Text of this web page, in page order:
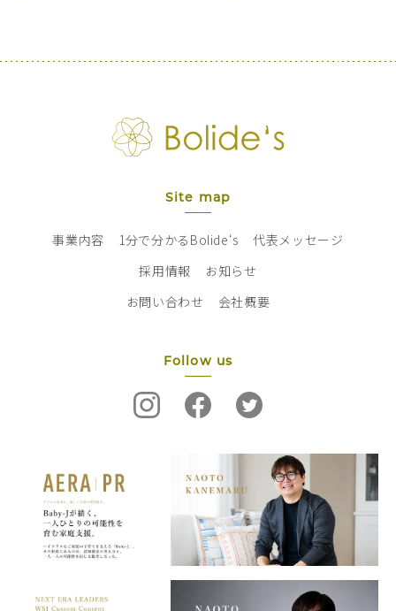
Site map
事業内容 1分で分かるBolide‘s
代表メッセージ
採用情報
お知らせ
お問い合わせ
会社概要
Follow us